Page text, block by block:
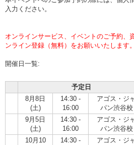
入力ください。
オンラインサービス、イベントのご予約、
ンライン登録（無料）をお願いいたします。
開催日一覧:
予定日
8月8日
(土)
14:30 -
16:00
アゴス・ジ
パン渋谷校
9月5日
(土)
14:30 -
16:00
アゴス・ジ
パン渋谷校
10月10
14:30 - アゴス・ジ